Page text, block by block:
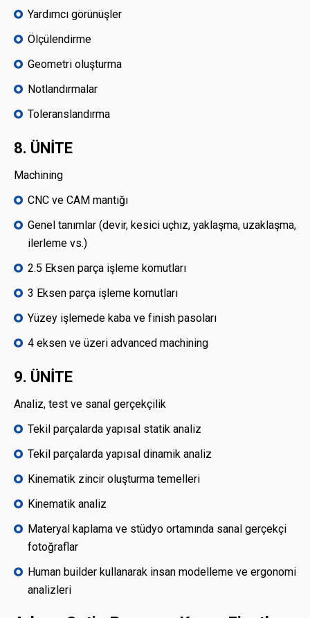
Yardımcı görünüşler
Ölçülendirme
Geometri oluşturma
Notlandırmalar
Toleranslandırma
8. ÜNİTE
Machining
CNC ve CAM mantığı
Genel tanımlar (devir, kesici uçhız, yaklaşma, uzaklaşma,
ilerleme vs.)
2.5 Eksen parça işleme komutları
3 Eksen parça işleme komutları
Yüzey işlemede kaba ve finish pasoları
4 eksen ve üzeri advanced machining
9. ÜNİTE
Analiz, test ve sanal gerçekçilik
Tekil parçalarda yapısal statik analiz
Tekil parçalarda yapısal dinamik analiz
Kinematik zincir oluşturma temelleri
Kinematik analiz
Materyal kaplama ve stüdyo ortamında sanal gerçekçi
fotoğraflar
Human builder kullanarak insan modelleme ve ergonomi
analizleri